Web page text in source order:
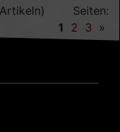
Artikeln)
Seiten:
1
2 3 »